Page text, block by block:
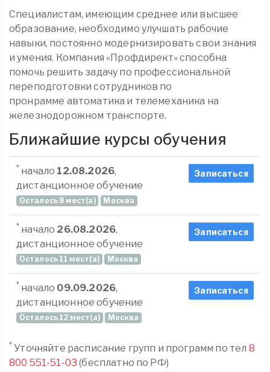
Специалистам, имеющим среднее или высшее
образование, необходимо улучшать рабочие
навыки, постоянно модернизировать свои знания
и умения. Компания «Профдирект» способна
помочь решить задачу по профессиональной
переподготовки сотрудников по
пронрамме автоматика и телемеханика на
железнодорожном транспорте.
Ближайшие курсы обучения
* начало 12.08.2026,
дистанционное обучение
Осталось 8 мест(а) Москва
Записаться
* начало 26.08.2026,
дистанционное обучение
Осталось 11 мест(а) Москва
Записаться
* начало 09.09.2026,
дистанционное обучение
Осталось 12 мест(а) Москва
Записаться
* Уточняйте расписание групп и программ по тел 8
800 551-51-03 (бесплатно по РФ)